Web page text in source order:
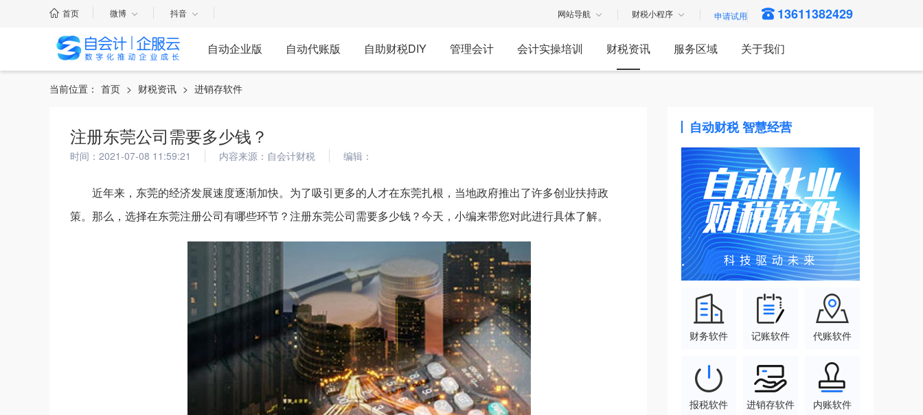
首页 微博 抖音 网站导航 财税小程序 13611382429
自动企业版 自动代账版 自助财税DIY 管理会计 会计实操培训 财税资讯 服务区域 关于我们
当前位置： 首页 > 财税资讯 > 进销存软件
注册东莞公司需要多少钱？
时间：2021-07-08 11:59:21 内容来源：自会计财税 编辑：
近年来，东莞的经济发展速度逐渐加快。为了吸引更多的人才在东莞扎根，当地政府推出了许多创业扶持政
策。那么，选择在东莞注册公司有哪些环节？注册东莞公司需要多少钱？今天，小编来带您对此进行具体了解。
自动财税 智慧经营
财务软件 记账软件 代账软件
报税软件 进销存软件 内账软件